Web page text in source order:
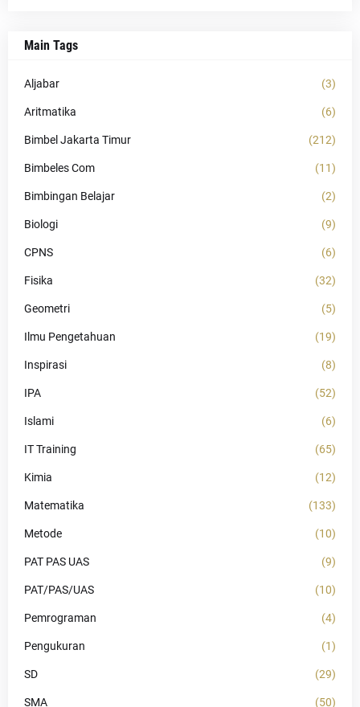
Main Tags
Aljabar (3)
Aritmatika (6)
Bimbel Jakarta Timur (212)
Bimbeles Com (11)
Bimbingan Belajar (2)
Biologi (9)
CPNS (6)
Fisika (32)
Geometri (5)
Ilmu Pengetahuan (19)
Inspirasi (8)
IPA (52)
Islami (6)
IT Training (65)
Kimia (12)
Matematika (133)
Metode (10)
PAT PAS UAS (9)
PAT/PAS/UAS (10)
Pemrograman (4)
Pengukuran (1)
SD (29)
SMA (50)